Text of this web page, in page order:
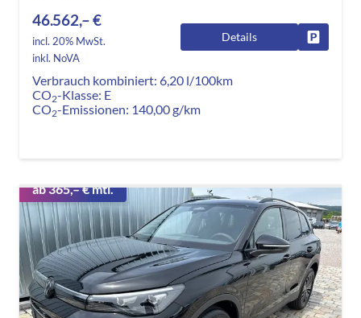
46.562,– €
incl. 20% MwSt.
inkl. NoVA
Details
Verbrauch kombiniert: 6,20 l/100km
CO2-Klasse: E
CO2-Emissionen: 140,00 g/km
ab 365,– € mtl.